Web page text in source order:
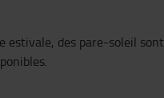
estivale, des pare-soleil sont